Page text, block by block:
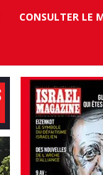
CONSULTER LE